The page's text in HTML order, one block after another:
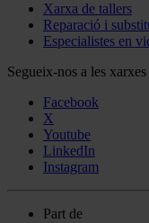
Xarxa de tallers
Reparació i
Especialistes en
Segueix-nos a les xarxes
Facebook
X
Youtube
LinkedIn
Instagram
Part de